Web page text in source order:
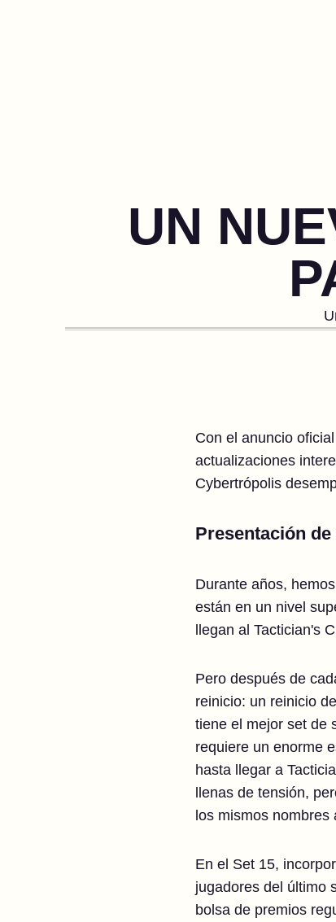
UN
Con el anuncio
actualizaciones
Cybertrópolis
Presentación
Durante años,
están en un nivel
llegan al Tactician's
Pero después de
reinicio: un reinicio
tiene el mejor set de
requiere un enorme
hasta llegar a
llenas de tensión,
los mismos
En el Set 15,
jugadores del último
bolsa de premios